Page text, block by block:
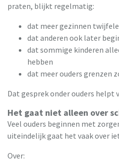
praten, blijkt regelmatig:
dat meer gezinnen
dat anderen ook later
dat sommige kinderen
hebben
dat meer ouders grenzen
Dat gesprek onder ouders helpt
Het gaat niet alleen over
Veel ouders beginnen met
uiteindelijk gaat het vaak over
Over: